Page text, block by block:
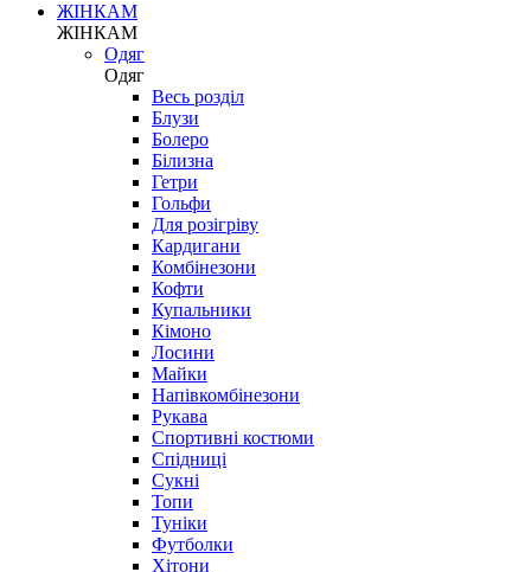
ЖІНКАМ
ЖІНКАМ
Одяг
Одяг
Весь розділ
Блузи
Болеро
Білизна
Гетри
Гольфи
Для розігріву
Кардигани
Комбінезони
Кофти
Купальники
Кімоно
Лосини
Майки
Напівкомбінезони
Рукава
Спортивні костюми
Спідниці
Сукні
Топи
Туніки
Футболки
Хітони